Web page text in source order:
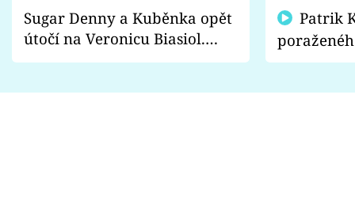
Sugar Denny a Kuběnka opět
útočí na Veronicu Biasiol.
Proč je podle nich falešná a
fanoušci